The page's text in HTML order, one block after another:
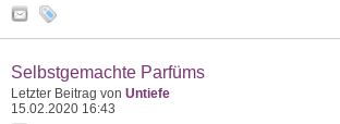
Selbstgemachte Parfüms
Letzter Beitrag von Untiefe
15.02.2020 16:43